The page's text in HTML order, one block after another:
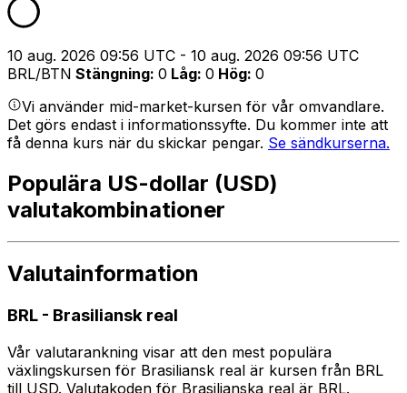
10 aug. 2026 09:56 UTC - 10 aug. 2026 09:56 UTC
BRL/BTN Stängning: 0 Låg: 0 Hög: 0
Vi använder mid-market-kursen för vår omvandlare.
Det görs endast i informationssyfte. Du kommer inte att
få denna kurs när du skickar pengar. Se sändkurserna.
Populära US-dollar (USD)
valutakombinationer
Valutainformation
BRL - Brasiliansk real
Vår valutarankning visar att den mest populära
växlingskursen för Brasiliansk real är kursen från BRL
till USD. Valutakoden för Brasilianska real är BRL.